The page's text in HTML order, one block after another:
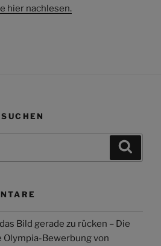
hier nachlesen.
Bild gerade zu rücken – Die
Bewerbung von